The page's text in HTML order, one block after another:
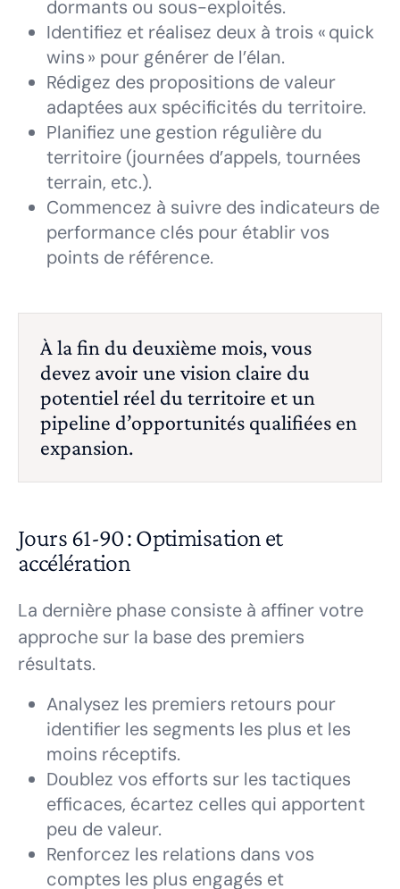
dormants ou sous-exploités.
Identifiez et réalisez deux à trois « quick
wins » pour générer de l’élan.
Rédigez des propositions de valeur
adaptées aux spécificités du territoire.
Planifiez une gestion régulière du
territoire (journées d’appels, tournées
terrain, etc.).
Commencez à suivre des indicateurs de
performance clés pour établir vos
points de référence.
À la fin du deuxième mois, vous
devez avoir une vision claire du
potentiel réel du territoire et un
pipeline d’opportunités qualifiées en
expansion.
Jours 61-90 : Optimisation et
accélération
La dernière phase consiste à affiner votre
approche sur la base des premiers
résultats.
Analysez les premiers retours pour
identifier les segments les plus et les
moins réceptifs.
Doublez vos efforts sur les tactiques
efficaces, écartez celles qui apportent
peu de valeur.
Renforcez les relations dans vos
comptes les plus engagés et